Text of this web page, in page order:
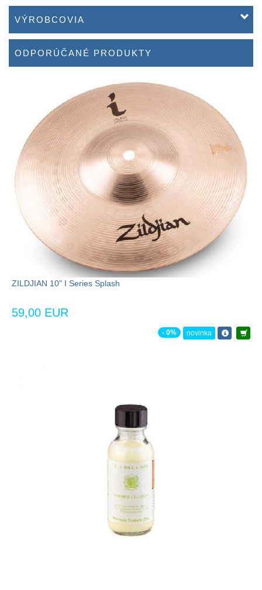
VÝROBCOVIA
ODPORÚČANÉ PRODUKTY
ZILDJIAN 10" I Series Splash
59,00 EUR
- 0% novinka